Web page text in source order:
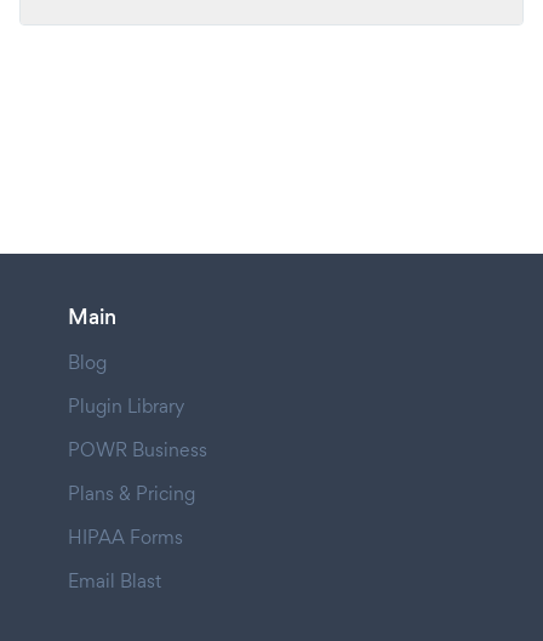
Main
Blog
Plugin Library
POWR Business
Plans & Pricing
HIPAA Forms
Email Blast